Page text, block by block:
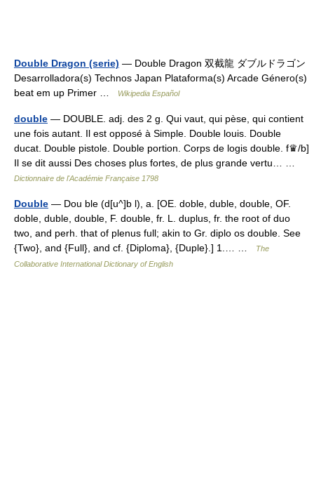
Double Dragon (serie) — Double Dragon 双截龍 ダブルドラゴン
Desarrolladora(s) Technos Japan Plataforma(s) Arcade Género(s)
beat em up Primer …
Wikipedia Español
double — DOUBLE. adj. des 2 g. Qui vaut, qui pèse, qui contient
une fois autant. Il est opposé à Simple. Double louis. Double
ducat. Double pistole. Double portion. Corps de logis double. f♛/b]
Il se dit aussi Des choses plus fortes, de plus grande vertu… …
Dictionnaire de l'Académie Française 1798
Double — Dou ble (d[u^]b l), a. [OE. doble, duble, double, OF.
doble, duble, double, F. double, fr. L. duplus, fr. the root of duo
two, and perh. that of plenus full; akin to Gr. diplo os double. See
{Two}, and {Full}, and cf. {Diploma}, {Duple}.] 1.… …
The
Collaborative International Dictionary of English